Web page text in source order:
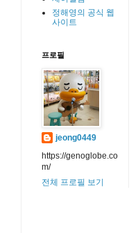
정해영의 공식 웹
사이트
프로필
jeong0449
https://genoglobe.co
m/
전체 프로필 보기